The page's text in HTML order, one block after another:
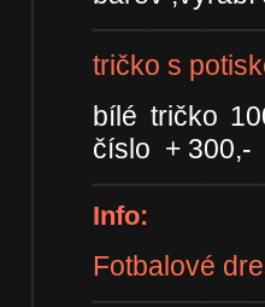
tričko s
bílé tričko
číslo + 300,-
Info:
Fotbalové